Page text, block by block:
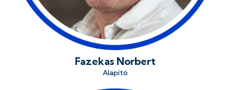
Fazekas Norbert
Alapító